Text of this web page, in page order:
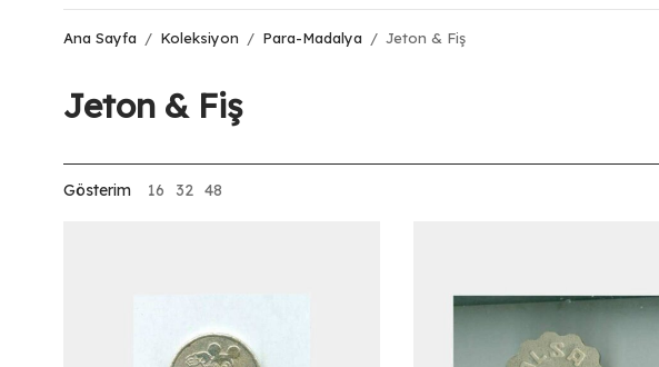
Ana Sayfa / Koleksiyon / Para-Madalya / Jeton & Fiş
Jeton & Fiş
Gösterim 16 32 48